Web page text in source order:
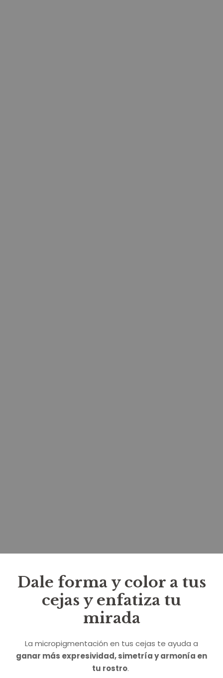
Dale forma y color a tus
cejas y enfatiza tu
mirada
La micropigmentación en tus cejas te ayuda a
ganar más expresividad, simetría y armonía en
tu rostro.